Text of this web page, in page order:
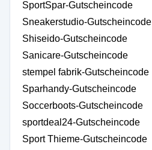
SportSpar-Gutscheincode
Sneakerstudio-Gutscheincode
Shiseido-Gutscheincode
Sanicare-Gutscheincode
stempel fabrik-Gutscheincode
Sparhandy-Gutscheincode
Soccerboots-Gutscheincode
sportdeal24-Gutscheincode
Sport Thieme-Gutscheincode